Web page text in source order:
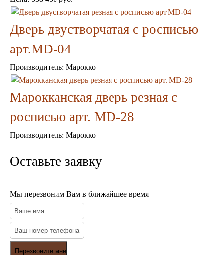
Зеркала
Тарелки и блюда
Пледы и покрывала
Салфетницы
Сундуки
Шкатулки
Хлопковые
Шерстяные
Тажины
Чайники и кофейники
Наборы чайные и кофейные
фруктовницы
Пиалы, чаши, салатники
Дверь двустворчатая с росписью
арт.MD-04
Производитель: Марокко
Марокканская дверь резная с
росписью арт. MD-28
Производитель: Марокко
Оставьте заявку
Мы перезвоним Вам в ближайшее время